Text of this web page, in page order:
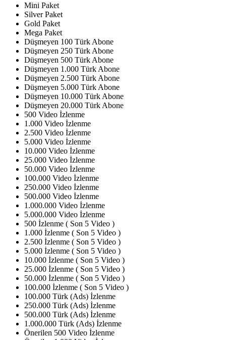
Mini Paket
Silver Paket
Gold Paket
Mega Paket
Düşmeyen 100 Türk Abone
Düşmeyen 250 Türk Abone
Düşmeyen 500 Türk Abone
Düşmeyen 1.000 Türk Abone
Düşmeyen 2.500 Türk Abone
Düşmeyen 5.000 Türk Abone
Düşmeyen 10.000 Türk Abone
Düşmeyen 20.000 Türk Abone
500 Video İzlenme
1.000 Video İzlenme
2.500 Video İzlenme
5.000 Video İzlenme
10.000 Video İzlenme
25.000 Video İzlenme
50.000 Video İzlenme
100.000 Video İzlenme
250.000 Video İzlenme
500.000 Video İzlenme
1.000.000 Video İzlenme
5.000.000 Video İzlenme
500 İzlenme ( Son 5 Video )
1.000 İzlenme ( Son 5 Video )
2.500 İzlenme ( Son 5 Video )
5.000 İzlenme ( Son 5 Video )
10.000 İzlenme ( Son 5 Video )
25.000 İzlenme ( Son 5 Video )
50.000 İzlenme ( Son 5 Video )
100.000 İzlenme ( Son 5 Video )
100.000 Türk (Ads) İzlenme
250.000 Türk (Ads) İzlenme
500.000 Türk (Ads) İzlenme
1.000.000 Türk (Ads) İzlenme
Önerilen 500 Video İzlenme